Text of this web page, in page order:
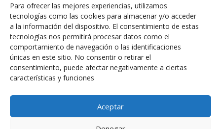
Para ofrecer las mejores experiencias, utilizamos
tecnologías como las cookies para almacenar y/o acceder
a la información del dispositivo. El consentimiento de estas
tecnologías nos permitirá procesar datos como el
comportamiento de navegación o las identificaciones
únicas en este sitio. No consentir o retirar el
consentimiento, puede afectar negativamente a ciertas
características y funciones
Aceptar
W
Z